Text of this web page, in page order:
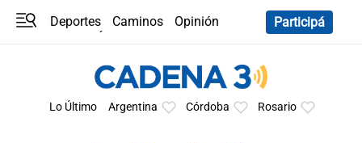
Deportes Caminos
Opinión
Participá
Lo Último Argentina Córdoba Rosario